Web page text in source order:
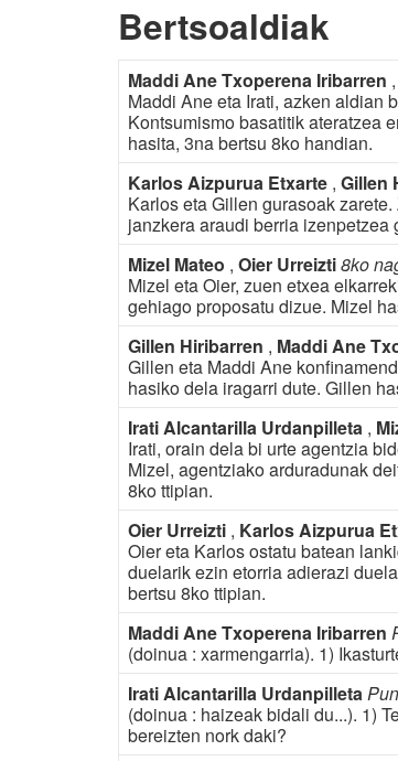
Bertsoaldiak
Maddi Ane Txoperena Iribarren ,
Maddi Ane eta Irati, azken aldian
Kontsumismo basatitik ateratzea
hasita, 3na bertsu 8ko handian.
Karlos Aizpurua Etxarte , Gillen
Karlos eta Gillen gurasoak
janzkera araudi berria
Mizel Mateo , Oier Urreizti8ko
Mizel eta Oier, zuen etxea
gehiago proposatu dizue. Mizel
Gillen Hiribarren , Maddi Ane
Gillen eta Maddi Ane
hasiko dela iragarri dute. Gillen
Irati Alcantarilla Urdanpilleta ,
Irati, orain dela bi urte agentzia
Mizel, agentziako arduradunak
8ko ttipian.
Oier Urreizti , Karlos Aizpurua
Oier eta Karlos ostatu batean
duelarik ezin etorria adierazi
bertsu 8ko ttipian.
Maddi Ane Txoperena Iribarren
(doinua : xarmengarria). 1)
Irati Alcantarilla Urdanpilleta
(doinua : haizeak bidali du...). 1)
bereizten nork daki?